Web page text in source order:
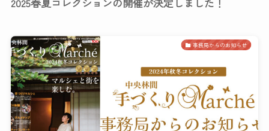
事務局からのお知らせ